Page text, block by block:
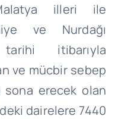
illeri ile
ve Nurdağı
itibarıyla
ve mücbir sebep
sona erecek olan
dairelere 7440